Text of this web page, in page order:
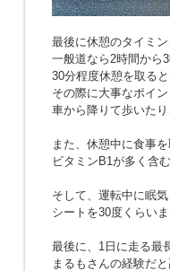
最後に休憩のタイミン
一般道なら2時間から
30分程度休憩を取る
その際に大事なポイ
車から降りて歩いた
また、休憩中に食事
ビタミンB1が多く含
そして、運転中に眠
シートを30度くらい
最後に、1日に走る最
まるもさんの経験だ